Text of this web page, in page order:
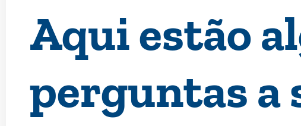
Aqui estão
perguntas a